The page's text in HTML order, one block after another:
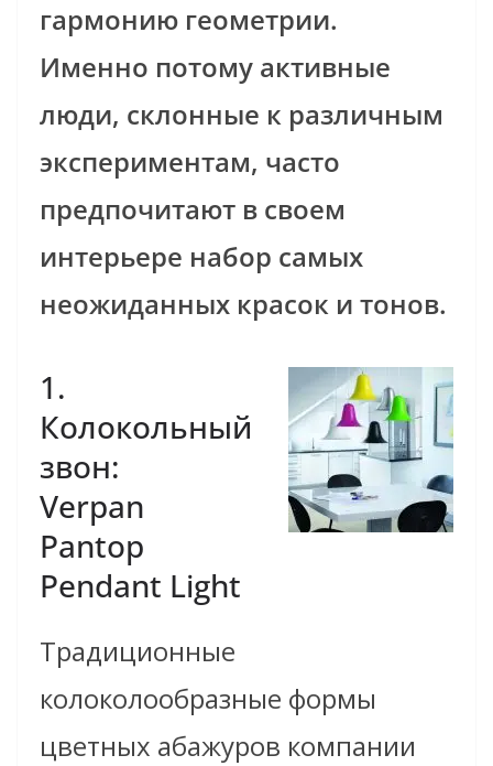
гармонию геометрии.
Именно потому активные
люди, склонные к различным
экспериментам, часто
предпочитают в своем
интерьере набор самых
неожиданных красок и тонов.
1.
Колокольный
звон:
Verpan
Pantop
Pendant Light
Традиционные
колоколообразные формы
цветных абажуров компании